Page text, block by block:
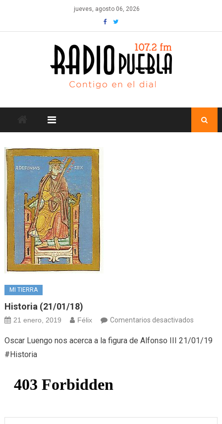
content
jueves, agosto 06, 2026
MI TIERRA
Historia (21/01/18)
21 enero, 2019 Félix Comentarios desactivadosen
(21/01/
Oscar Luengo nos acerca a la figura de Alfonso III 21/01/19
#Historia